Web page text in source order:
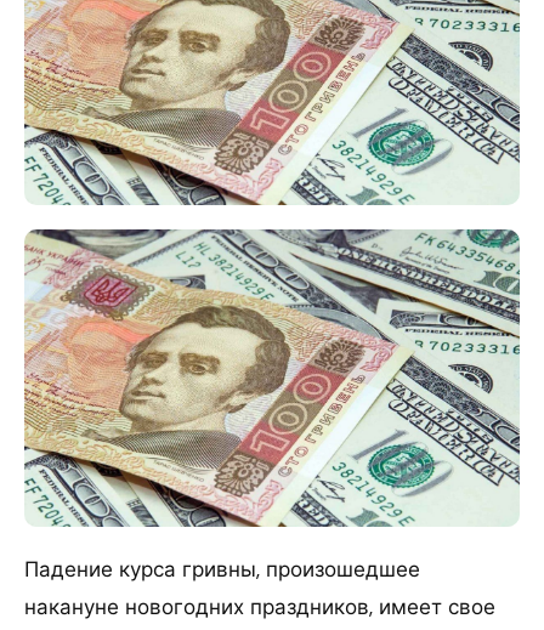
Падение курса гривны, произошедшее
накануне новогодних праздников, имеет свое